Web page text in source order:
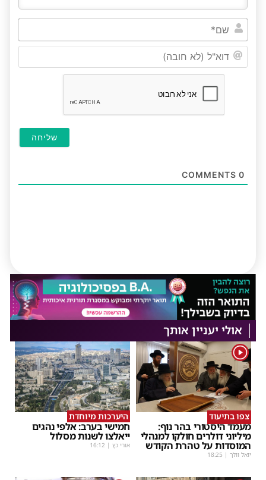
0
אולי יעניין אותך
1
צפו בתיעוד
מעמד היסטורי בהר נוף:
מיליוני דולרים חולקו למנהלי
המוסדות על טהרת הקודש
יואל וולך |
18:25
היערכות מיוחדת
חמישי בערב: אלפי נהגים
ייאלצו לשנות מסלול
אורי כץ |
16:12